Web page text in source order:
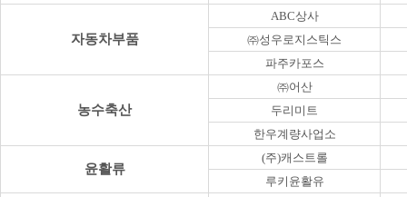
자동차부품
ABC상사
㈜성우로지스틱스
파주카포스
농수축산
㈜어산
두리미트
한우계량사업소
윤활류
(주)캐스트롤
루키윤활유